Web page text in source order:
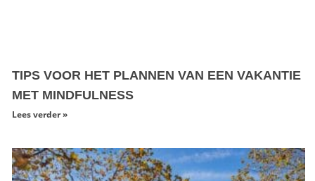
TIPS VOOR HET PLANNEN VAN EEN VAKANTIE
MET MINDFULNESS
Lees verder »